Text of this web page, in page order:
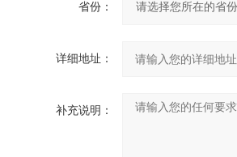
省份：
详细地址：
补充说明：